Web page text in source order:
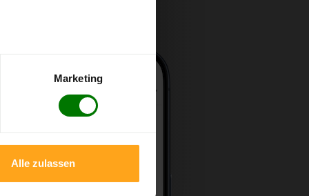
Marketing
Alle zulassen